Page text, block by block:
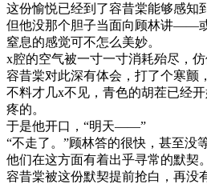
这份愉悦已经到了容昔棠能够感知
但他没那个胆子当面向顾林讲——
窒息的感觉可不怎么美妙。
x腔的空气被一寸一寸消耗殆尽，
容昔棠对此深有体会，打了个寒颤
不料才几x不见，青色的胡茬已经
疼的。
于是他开口，“明天——”
“不走了。”顾林答的很快，甚至没
他们在这方面有着出乎寻常的默契。
容昔棠被这份默契提前抢白，再没